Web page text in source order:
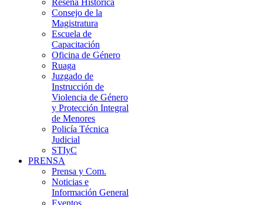
Reseña Histórica
Consejo de la
Magistratura
Escuela de
Capacitación
Oficina de Género
Ruaga
Juzgado de
Instrucción de
Violencia de Género
y Protección Integral
de Menores
Policía Técnica
Judicial
STIyC
PRENSA
Prensa y Com.
Noticias e
Información General
Eventos